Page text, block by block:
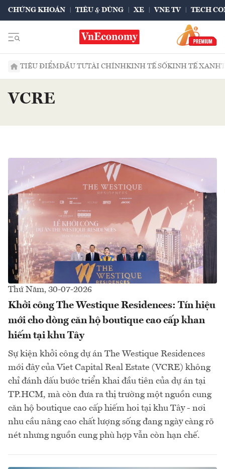
CHỨNG KHOÁN TIÊU & DÙNG XE VNE TV TECH
TIÊU ĐIỂMĐẦU TƯTÀI CHÍNHKINH TẾ SỐKINH TẾ XANH
VCRE
Thứ Năm, 30-07-2026
Khởi công The Westique Residences: Tín hiệu
mới cho dòng căn hộ boutique cao cấp khan
hiếm tại khu Tây
Sự kiện khởi công dự án The Westique Residences
mới đây của Viet Capital Real Estate (VCRE) không
chỉ đánh dấu bước triển khai đầu tiên của dự án tại
TP.HCM, mà còn đưa ra thị trường một nguồn cung
căn hộ boutique cao cấp hiếm hoi tại khu Tây - nơi
nhu cầu nâng cao chất lượng sống đang ngày càng rõ
nét nhưng nguồn cung phù hợp vẫn còn hạn chế.